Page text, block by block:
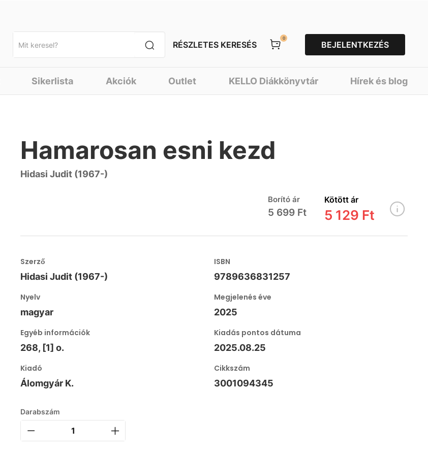
RÉSZLETES KERESÉS
0
BEJELENTKEZÉS
Sikerlista Akciók Outlet KELLO Diákkönyvtár Hírek és blog
Hamarosan esni kezd
Hidasi Judit (1967-)
Borító ár
5 699 Ft
Kötött ár
5 129 Ft
Szerző
Hidasi Judit (1967-)
ISBN
9789636831257
Nyelv
magyar
Megjelenés éve
2025
Egyéb információk
268, [1] o.
Kiadás pontos dátuma
2025.08.25
Kiadó
Álomgyár K.
Cikkszám
3001094345
Darabszám